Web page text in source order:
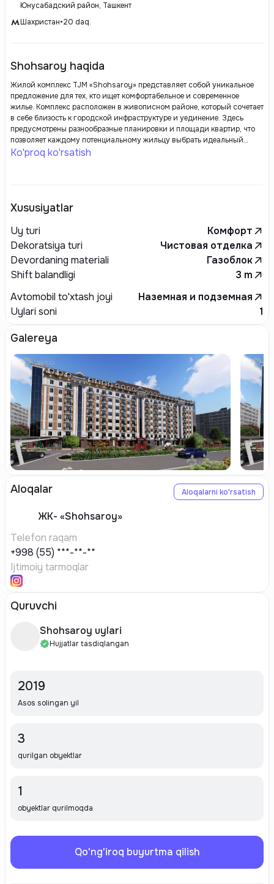
Юнусабадский район, Ташкент
Шахристан•20 daq.
Shohsaroy haqida
Жилой комплекс TJM «Shohsaroy» представляет собой уникальное
предложение для тех, кто ищет комфортабельное и современное
жилье. Комплекс расположен в живописном районе, который сочетает
в себе близость к городской инфраструктуре и уединение. Здесь
предусмотрены разнообразные планировки и площади квартир, что
позволяет каждому потенциальному жильцу выбрать идеальный
вариант, соответствующий его потребностям.
Ko'proq ko'rsatish
Xususiyatlar
Uy turi
Комфорт
Dekoratsiya turi
Чистовая отделка
Devordaning materiali
Газоблок
Shift balandligi
3 m
Avtomobil to'xtash joyi
Наземная и подземная
Uylari soni
1
Galereya
Aloqalar Aloqalarni ko'rsatish
ЖК- «Shohsaroy»
Telefon raqam
+998 (55) ***-**-**
Ijtimoiy tarmoqlar
Quruvchi
Shohsaroy uylari
Hujjatlar tasdiqlangan
2019
Asos solingan yil
3
qurilgan obyektlar
1
obyektlar qurilmoqda
Qo'ng'iroq buyurtma qilish